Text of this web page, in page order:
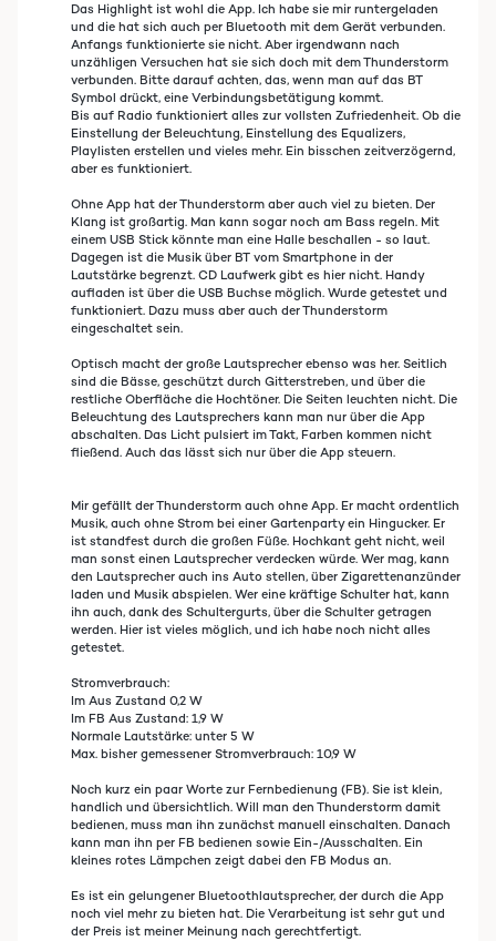
Das Highlight ist wohl die App. Ich habe sie mir runtergeladen
und die hat sich auch per Bluetooth mit dem Gerät verbunden.
Anfangs funktionierte sie nicht. Aber irgendwann nach
unzähligen Versuchen hat sie sich doch mit dem Thunderstorm
verbunden. Bitte darauf achten, das, wenn man auf das BT
Symbol drückt, eine Verbindungsbetätigung kommt.
Bis auf Radio funktioniert alles zur vollsten Zufriedenheit. Ob die
Einstellung der Beleuchtung, Einstellung des Equalizers,
Playlisten erstellen und vieles mehr. Ein bisschen zeitverzögernd,
aber es funktioniert.
Ohne App hat der Thunderstorm aber auch viel zu bieten. Der
Klang ist großartig. Man kann sogar noch am Bass regeln. Mit
einem USB Stick könnte man eine Halle beschallen - so laut.
Dagegen ist die Musik über BT vom Smartphone in der
Lautstärke begrenzt. CD Laufwerk gibt es hier nicht. Handy
aufladen ist über die USB Buchse möglich. Wurde getestet und
funktioniert. Dazu muss aber auch der Thunderstorm
eingeschaltet sein.
Optisch macht der große Lautsprecher ebenso was her. Seitlich
sind die Bässe, geschützt durch Gitterstreben, und über die
restliche Oberfläche die Hochtöner. Die Seiten leuchten nicht. Die
Beleuchtung des Lautsprechers kann man nur über die App
abschalten. Das Licht pulsiert im Takt, Farben kommen nicht
fließend. Auch das lässt sich nur über die App steuern.
Mir gefällt der Thunderstorm auch ohne App. Er macht ordentlich
Musik, auch ohne Strom bei einer Gartenparty ein Hingucker. Er
ist standfest durch die großen Füße. Hochkant geht nicht, weil
man sonst einen Lautsprecher verdecken würde. Wer mag, kann
den Lautsprecher auch ins Auto stellen, über Zigarettenanzünder
laden und Musik abspielen. Wer eine kräftige Schulter hat, kann
ihn auch, dank des Schultergurts, über die Schulter getragen
werden. Hier ist vieles möglich, und ich habe noch nicht alles
getestet.
Stromverbrauch:
Im Aus Zustand 0,2 W
Im FB Aus Zustand: 1,9 W
Normale Lautstärke: unter 5 W
Max. bisher gemessener Stromverbrauch: 10,9 W
Noch kurz ein paar Worte zur Fernbedienung (FB). Sie ist klein,
handlich und übersichtlich. Will man den Thunderstorm damit
bedienen, muss man ihn zunächst manuell einschalten. Danach
kann man ihn per FB bedienen sowie Ein-/Ausschalten. Ein
kleines rotes Lämpchen zeigt dabei den FB Modus an.
Es ist ein gelungener Bluetoothlautsprecher, der durch die App
noch viel mehr zu bieten hat. Die Verarbeitung ist sehr gut und
der Preis ist meiner Meinung nach gerechtfertigt.